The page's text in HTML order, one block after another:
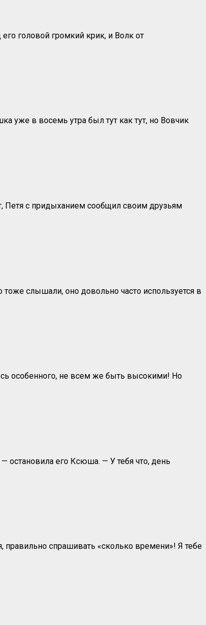
головой громкий крик, и Волк от
уже в восемь утра был тут как тут, но Вовчик
Петя с придыханием сообщил своим друзьям
слышали, оно довольно часто используется в
особенного, не всем же быть высокими! Но
остановила его Ксюша. — У тебя что, день
спрашивать «сколько времени»! Я тебе